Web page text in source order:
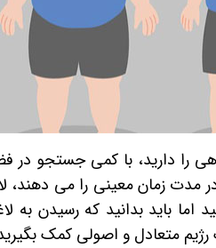
را دارید، با کمی جستجو در
زمان معینی را می دهند،
اما باید بدانید که رسیدن
متعادل و اصولی کمک